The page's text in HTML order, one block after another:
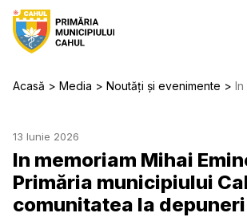
Acasă Media Noutăți și evenimente In
13 Iunie 2026
In memoriam Mihai
Primăria municipiului
comunitatea la